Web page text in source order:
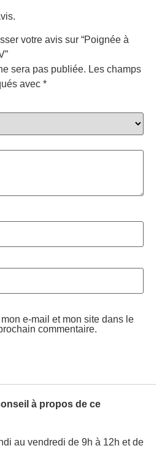
votre avis sur “Poignée à
sera pas publiée. Les champs
avec *
e-mail et mon site dans le
commentaire.
à propos de ce
au vendredi de 9h à 12h et de